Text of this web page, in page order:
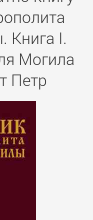
Книга I.
Могила
Петр